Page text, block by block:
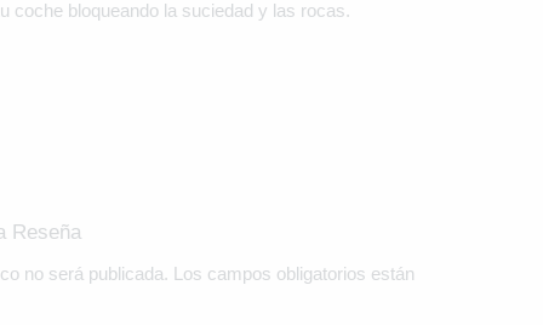
coche bloqueando la suciedad y las rocas.
Reseña
no será publicada. Los campos obligatorios están